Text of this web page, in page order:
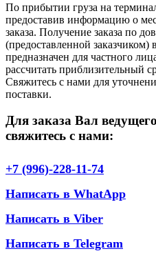
По прибытии груза на
предоставив информацию о
заказа. Получение заказа по
(предоставленной заказчиком)
предназначен для частного
рассчитать приблизительный
Свяжитесь с нами для
поставки.
Для заказа Вал
свяжитесь с нами:
+7 (996)-228-11-74
Написать в WhatApp
Написать в Viber
Написать в Telegram